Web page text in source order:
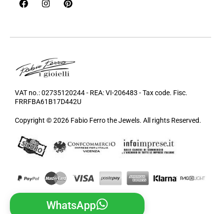
VAT no.: 02735120244 - REA: VI-206483 - Tax code. Fisc.
FRRFBA61B17D442U
Copyright © 2026 Fabio Ferro the Jewels. All rights Reserved.
WhatsApp